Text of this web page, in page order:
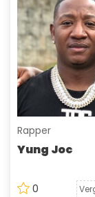
Rapper
Yung Joc
0